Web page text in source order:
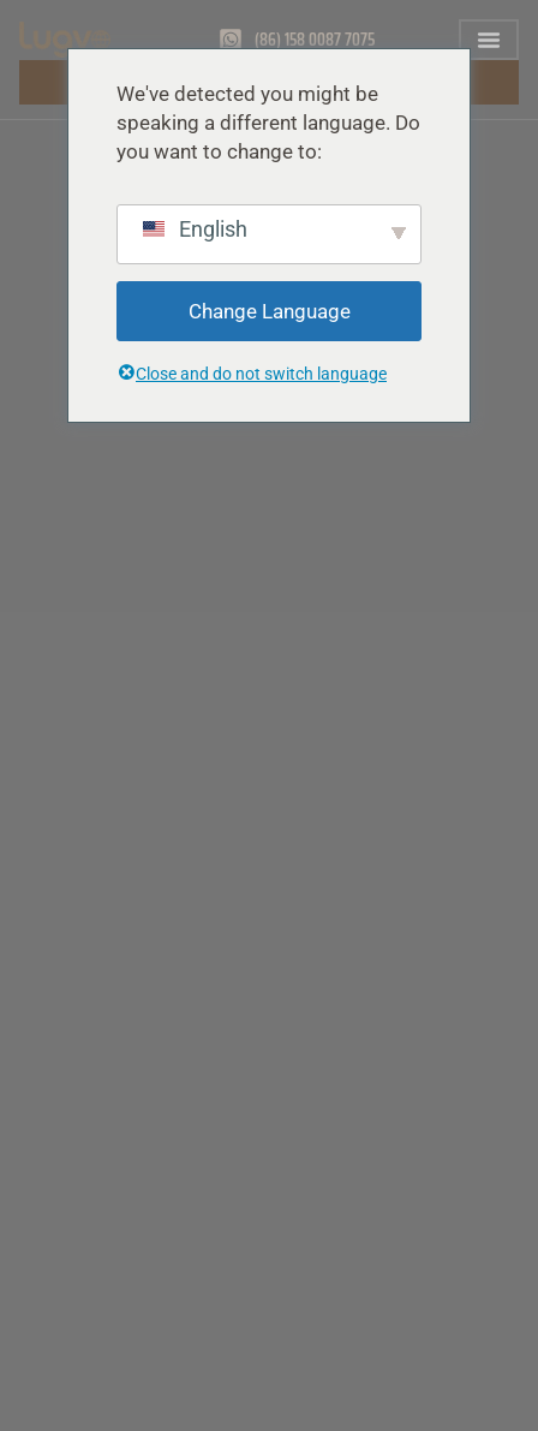
(86) 158 0087 7075
FÅ GRATIS TILBUD
We've detected you might be
speaking a different language. Do
you want to change to:
English
Change Language
Close and do not switch language